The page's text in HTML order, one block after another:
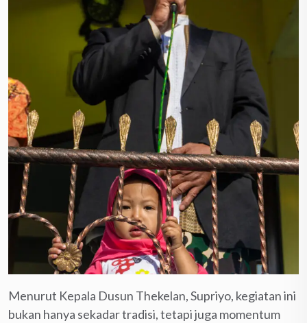
Menurut Kepala Dusun Thekelan, Supriyo, kegiatan ini
bukan hanya sekadar tradisi, tetapi juga momentum